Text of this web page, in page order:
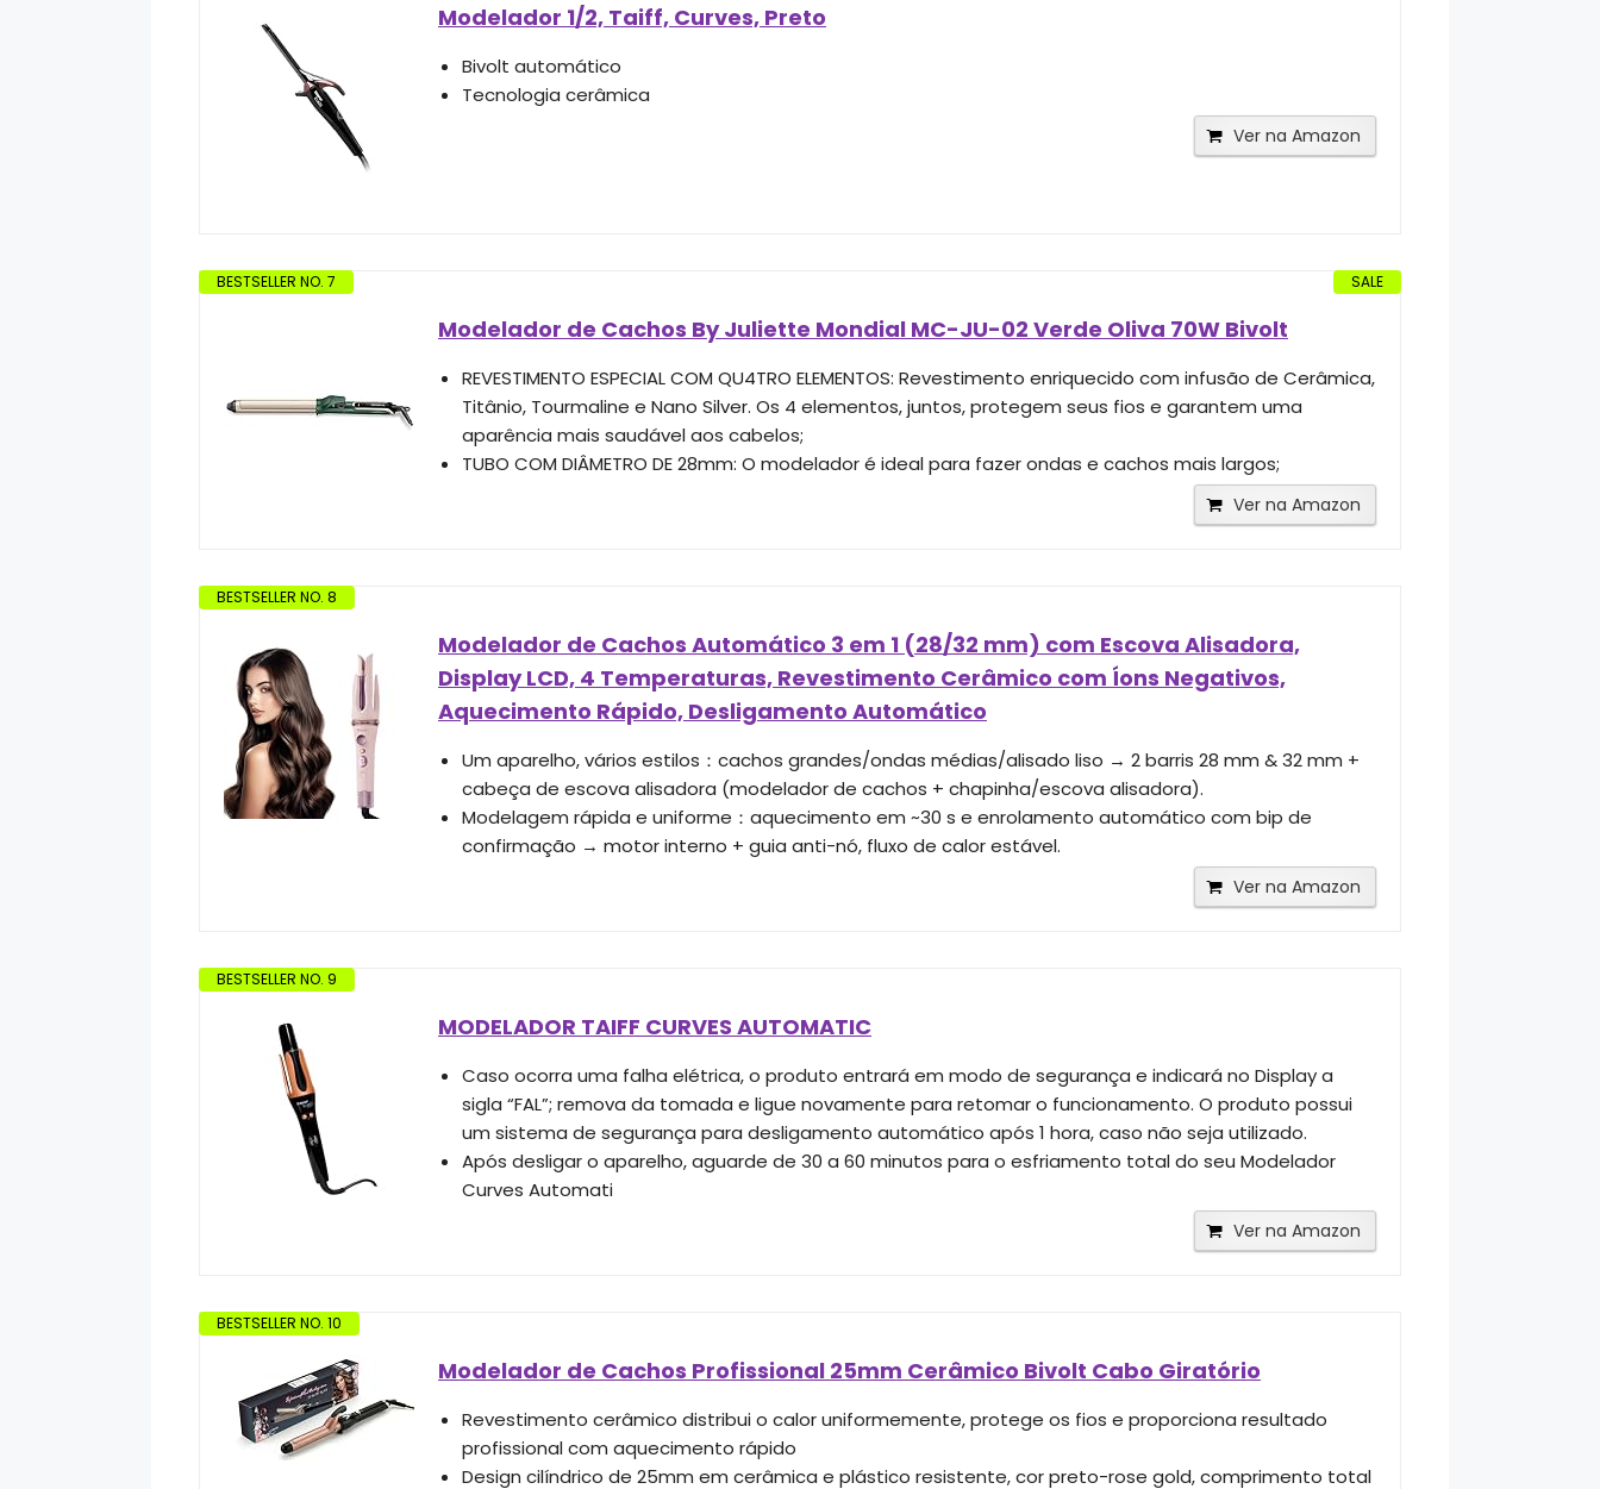
Modelador 1/2, Taiff, Curves, Preto
Bivolt automático
Tecnologia cerâmica
Ver na Amazon
SALE
BESTSELLER NO. 7
Modelador de Cachos By Juliette Mondial MC-JU-02 Verde Oliva 70W Bivolt
REVESTIMENTO ESPECIAL COM QU4TRO ELEMENTOS: Revestimento enriquecido com infusão de Cerâmica,
Titânio, Tourmaline e Nano Silver. Os 4 elementos, juntos, protegem seus fios e garantem uma
aparência mais saudável aos cabelos;
TUBO COM DIÂMETRO DE 28mm: O modelador é ideal para fazer ondas e cachos mais largos;
Ver na Amazon
BESTSELLER NO. 8
Modelador de Cachos Automático 3 em 1 (28/32 mm) com Escova Alisadora,
Display LCD, 4 Temperaturas, Revestimento Cerâmico com Íons Negativos,
Aquecimento Rápido, Desligamento Automático
Um aparelho, vários estilos：cachos grandes/ondas médias/alisado liso → 2 barris 28 mm & 32 mm +
cabeça de escova alisadora (modelador de cachos + chapinha/escova alisadora).
Modelagem rápida e uniforme：aquecimento em ~30 s e enrolamento automático com bip de
confirmação → motor interno + guia anti-nó, fluxo de calor estável.
Ver na Amazon
BESTSELLER NO. 9
MODELADOR TAIFF CURVES AUTOMATIC
Caso ocorra uma falha elétrica, o produto entrará em modo de segurança e indicará no Display a
sigla “FAL”; remova da tomada e ligue novamente para retomar o funcionamento. O produto possui
um sistema de segurança para desligamento automático após 1 hora, caso não seja utilizado.
Após desligar o aparelho, aguarde de 30 a 60 minutos para o esfriamento total do seu Modelador
Curves Automati
Ver na Amazon
BESTSELLER NO. 10
Modelador de Cachos Profissional 25mm Cerâmico Bivolt Cabo Giratório
Revestimento cerâmico distribui o calor uniformemente, protege os fios e proporciona resultado
profissional com aquecimento rápido
Design cilíndrico de 25mm em cerâmica e plástico resistente, cor preto-rose gold, comprimento total